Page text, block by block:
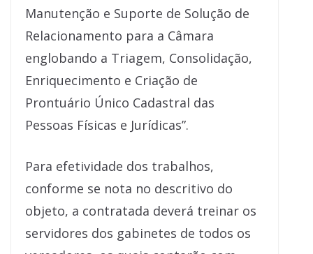
Manutenção e Suporte de Solução de
Relacionamento para a Câmara
englobando a Triagem, Consolidação,
Enriquecimento e Criação de
Prontuário Único Cadastral das
Pessoas Físicas e Jurídicas”.
Para efetividade dos trabalhos,
conforme se nota no descritivo do
objeto, a contratada deverá treinar os
servidores dos gabinetes de todos os